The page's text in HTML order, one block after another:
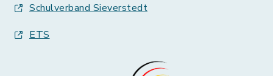
Schulverband Sieverstedt
ETS